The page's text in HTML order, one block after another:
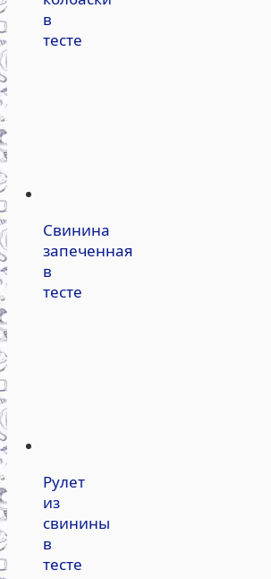
в
тесте
Свинина
запеченная
в
тесте
Рулет
из
свинины
в
тесте